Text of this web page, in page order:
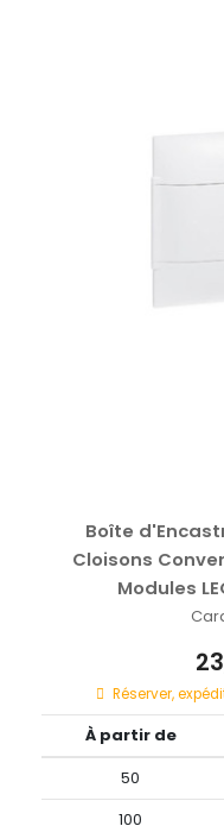
Boîte
Cloisons
Modules
Réserver,
À partir de
50
100